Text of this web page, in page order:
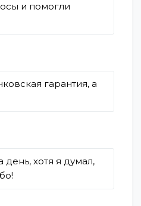
и помогли
гарантия, а
хотя я думал,